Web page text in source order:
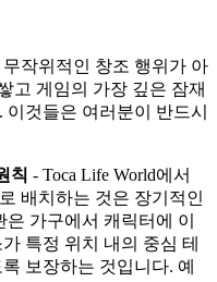
작위적인 창조 행위가 아
고 게임의 가장 깊은 잠재
것들은 여러분이 반드시
칙 - Toca Life World에서
배치하는 것은 장기적인
가구에서 캐릭터에 이
특정 위치 내의 중심 테
보장하는 것입니다. 예